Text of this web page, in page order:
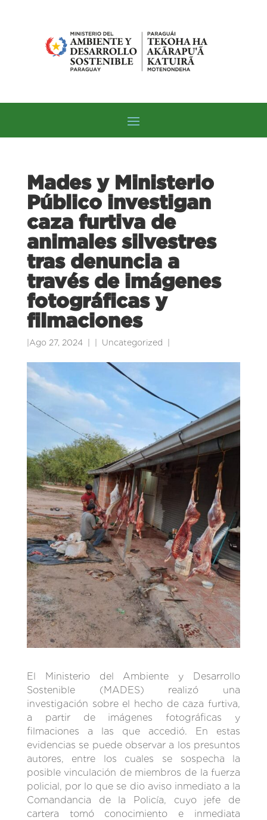
Mades y Ministerio
Público investigan
caza furtiva de
animales silvestres
tras denuncia a
través de imágenes
fotográficas y
filmaciones
Ago 27, 2024 Uncategorized
El Ministerio del Ambiente y Desarrollo
Sostenible (MADES) realizó una
investigación sobre el hecho de caza furtiva,
a partir de imágenes fotográficas y
filmaciones a las que accedió. En estas
evidencias se puede observar a los presuntos
autores, entre los cuales se sospecha la
posible vinculación de miembros de la fuerza
policial, por lo que se dio aviso inmediato a la
Comandancia de la Policía, cuyo jefe de
cartera tomó conocimiento e inmediata